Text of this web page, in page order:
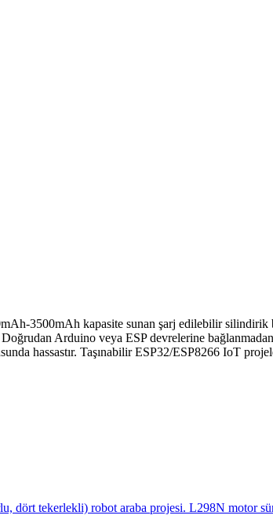
3500mAh kapasite sunan şarj edilebilir
Arduino veya ESP devrelerine
hassastır. Taşınabilir ESP32/ESP8266 IoT
tekerlekli) robot araba projesi. L298N motor